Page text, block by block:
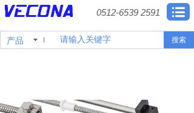
产品 搜索
0512-6539 2591